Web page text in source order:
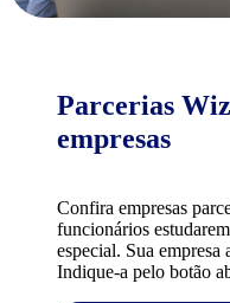
Parcerias
empresas
Confira empresas
funcionários
especial. Sua empresa
Indique-a pelo botão